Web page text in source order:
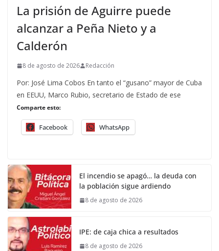
La prisión de Aguirre puede
alcanzar a Peña Nieto y a
Calderón
8 de agosto de 2026 Redacción
Por: José Lima Cobos En tanto el “gusano” mayor de Cuba
en EEUU, Marco Rubio, secretario de Estado de ese
Comparte esto:
Facebook WhatsApp
El incendio se apagó… la deuda con
la población sigue ardiendo
8 de agosto de 2026
IPE: de caja chica a resultados
8 de agosto de 2026